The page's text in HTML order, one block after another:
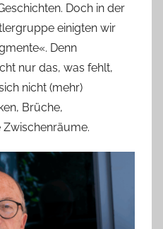
Doch in der
einigten wir
Denn
nur das, was fehlt,
nicht (mehr)
Brüche,